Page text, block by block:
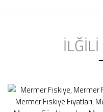
İLĞİLİ